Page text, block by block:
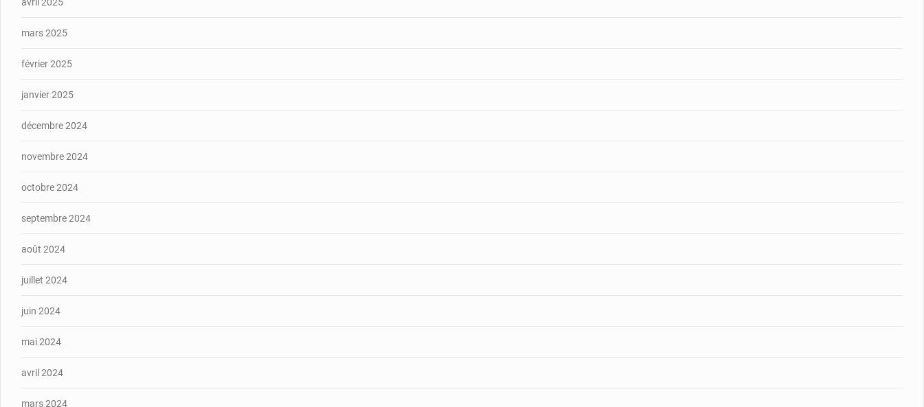
mars 2025
février 2025
janvier 2025
décembre 2024
novembre 2024
octobre 2024
septembre 2024
août 2024
juillet 2024
juin 2024
mai 2024
avril 2024
mars 2024